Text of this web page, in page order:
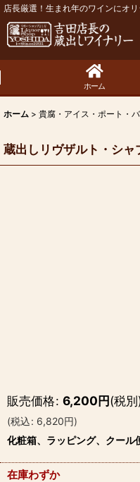
店長厳選！生まれ年のワインにオ
ホーム
ホーム > 貴腐・アイス・ポート・
蔵出しリヴザルト・シ
販売価格: 6,200円(税別
(税込: 6,820円)
化粧箱、ラッピング、クール
在庫わずか